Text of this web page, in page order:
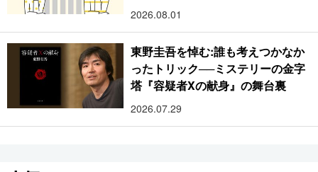
2026.08.01
東野圭吾を悼む:誰も考えつかなか
ったトリック──ミステリーの金字
塔『容疑者Xの献身』の舞台裏
2026.07.29